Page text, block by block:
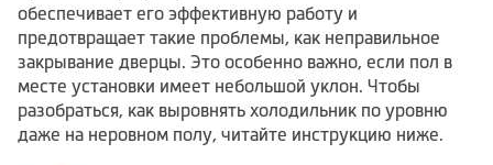
обеспечивает его эффективную работу и
предотвращает такие проблемы, как неправильное
закрывание дверцы. Это особенно важно, если пол в
месте установки имеет небольшой уклон. Чтобы
разобраться, как выровнять холодильник по уровню
даже на неровном полу, читайте инструкцию ниже.